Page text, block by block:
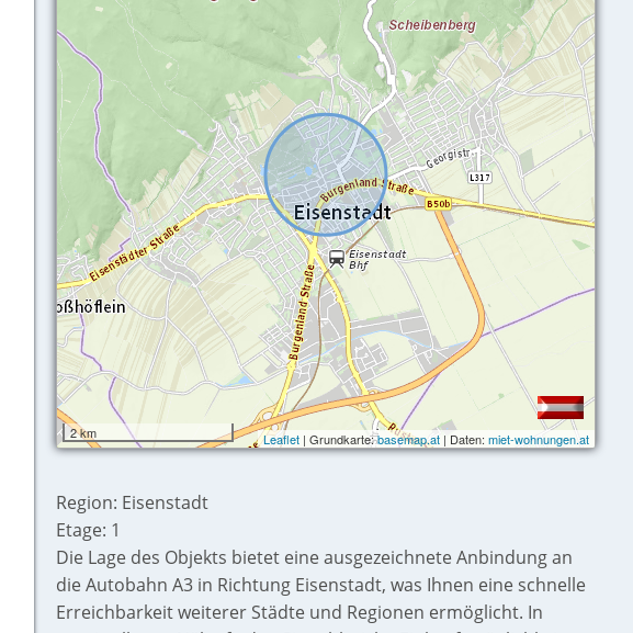
2 km Leaflet| Grundkarte:basemap.at| Daten: miet-wohnungen.at
Region: Eisenstadt
Etage: 1
Die Lage des Objekts bietet eine ausgezeichnete Anbindung an
die Autobahn A3 in Richtung Eisenstadt, was Ihnen eine schnelle
Erreichbarkeit weiterer Städte und Regionen ermöglicht. In